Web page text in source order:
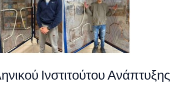
Ινστιτούτου Ανάπτυξης